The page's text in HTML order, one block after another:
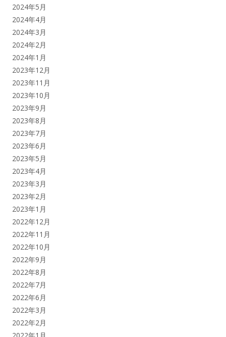
2024年5月
2024年4月
2024年3月
2024年2月
2024年1月
2023年12月
2023年11月
2023年10月
2023年9月
2023年8月
2023年7月
2023年6月
2023年5月
2023年4月
2023年3月
2023年2月
2023年1月
2022年12月
2022年11月
2022年10月
2022年9月
2022年8月
2022年7月
2022年6月
2022年3月
2022年2月